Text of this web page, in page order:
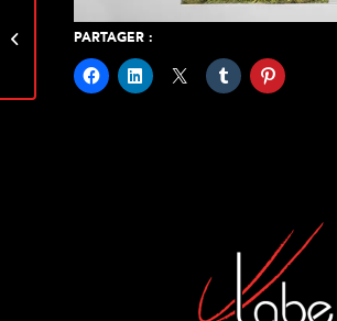
PARTAGER :
de La Fiancée du
Mekong